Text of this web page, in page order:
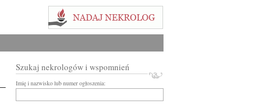
Szukaj nekrologów i wspomnień
Imię i nazwisko lub numer ogłoszenia: